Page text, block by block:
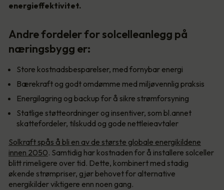
energieffektivitet.
Andre fordeler for solcelleanlegg på
næringsbygg er:
Store kostnadsbesparelser, med fornybar energi
Bærekraft og godt omdømme med miljøvennlig praksis
Energilagring og backup for å sikre strømforsyning
Statlige støtteordninger og insentiver, som bl.annet
skattefordeler, tilskudd og gode nettleieavtaler
Solkraft spås å bli en av de største globale energikildene
innen 2050. Samtidig har kostnaden for å installere solceller
blitt rimeligere over tid. Dette, kombinert med stadig
økende strømpriser, gjør behovet for alternative
energikilder viktigere enn noen gang.